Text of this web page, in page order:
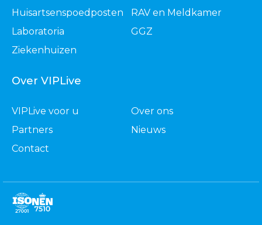
Huisartsenspoedposten
RAV en Meldkamer
Laboratoria
GGZ
Ziekenhuizen
Over VIPLive
VIPLive voor u
Over ons
Partners
Nieuws
Contact